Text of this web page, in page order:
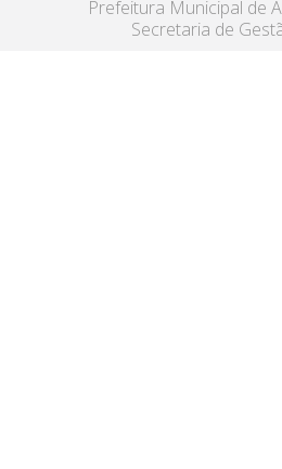
Prefeitura Municipal de
Secretaria de